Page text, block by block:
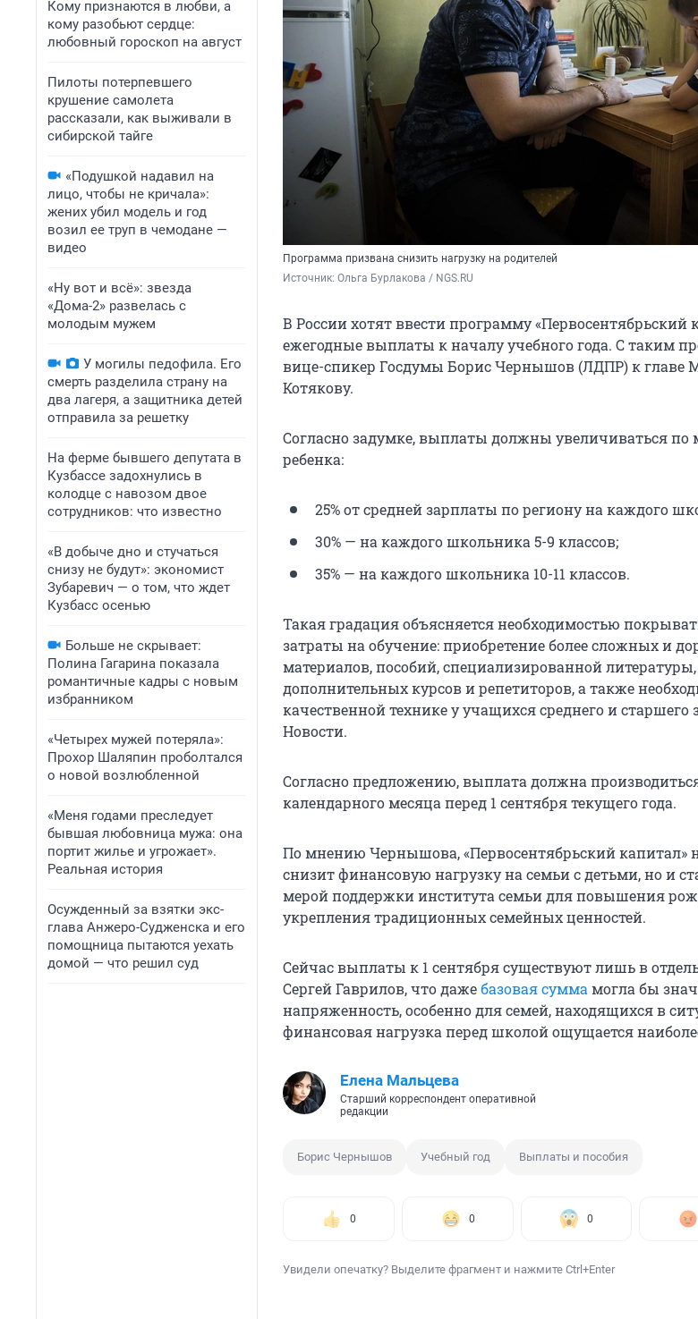
Кому признаются в любви, а
кому разобьют сердце:
любовный гороскоп на август
Пилоты потерпевшего
крушение самолета
рассказали, как выживали в
сибирской тайге
«Подушкой надавил на
лицо, чтобы не кричала»:
жених убил модель и год
возил ее труп в чемодане —
видео
«Ну вот и всё»: звезда
«Дома-2» развелась с
молодым мужем
У могилы педофила. Его
смерть разделила страну на
два лагеря, а защитника детей
отправила за решетку
На ферме бывшего депутата в
Кузбассе задохнулись в
колодце с навозом двое
сотрудников: что известно
«В добыче дно и стучаться
снизу не будут»: экономист
Зубаревич — о том, что ждет
Кузбасс осенью
Больше не скрывает:
Полина Гагарина показала
романтичные кадры с новым
избранником
«Четырех мужей потеряла»:
Прохор Шаляпин проболтался
о новой возлюбленной
«Меня годами преследует
бывшая любовница мужа: она
портит жилье и угрожает».
Реальная история
Осужденный за взятки экс-
глава Анжеро-Судженска и его
помощница пытаются уехать
домой — что решил суд
Программа призвана снизить нагрузку на родителей
Источник: Ольга Бурлакова / NGS.RU
В России хотят ввести программу «Первосентябрьский
ежегодные выплаты к началу учебного года. С таким
вице-спикер Госдумы Борис Чернышов (ЛДПР) к главе
Котякову.
Согласно задумке, выплаты должны увеличиваться по
ребенка:
25% от средней зарплаты по региону на каждого
30% — на каждого школьника 5-9 классов;
35% — на каждого школьника 10-11 классов.
Такая градация объясняется необходимостью
затраты на обучение: приобретение более сложных и
материалов, пособий, специализированной
дополнительных курсов и репетиторов, а также
качественной технике у учащихся среднего и
Новости.
Согласно предложению, выплата должна
календарного месяца перед 1 сентября текущего года.
По мнению Чернышова, «Первосентябрьский капитал»
снизит финансовую нагрузку на семьи с детьми, но и
мерой поддержки института семьи для повышения
укрепления традиционных семейных ценностей.
Сейчас выплаты к 1 сентября существуют лишь в
Сергей Гаврилов, что дажебазовая сумма могла бы
напряженность, особенно для семей, находящихся в
финансовая нагрузка перед школой ощущается
Елена Мальцева
Старший корреспондент оперативной
редакции
Борис Чернышов Учебный год Выплаты и пособия
0 0 0
Увидели опечатку? Выделите фрагмент и нажмите Ctrl+Enter